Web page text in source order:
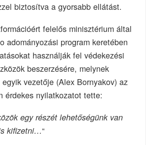
biztosítva a gyorsabb ellátást.
felelős minisztérium által
adományozási program keretében
használják fel védekezési
beszerzésére, melynek
vezetője (Alex Bornyakov) az
érdekes nyilatkozatot tette:
egy részét lehetőségünk van
kifizetni…“